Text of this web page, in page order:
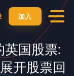
加入
英国股票:
开股票回